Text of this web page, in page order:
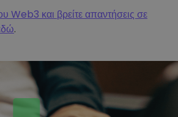
Web3 και βρείτε απαντήσεις σε
.